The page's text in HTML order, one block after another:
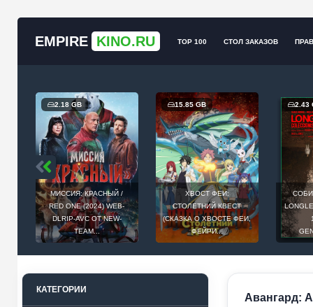
EMPIRE KINO.RU TOP 100 СТОЛ ЗАКАЗОВ
2.18 GB
МИССИЯ: КРАСНЫЙ /
RED ONE (2024) WEB-
DLRIP-AVC ОТ NEW-
TEAM...
15.85 GB
ХВОСТ ФЕИ:
СТОЛЕТНИЙ КВЕСТ
(СКАЗКА О ХВОСТЕ ФЕИ,
ФЕЙРИ...
2.43
КАТЕГОРИИ
Авангард: